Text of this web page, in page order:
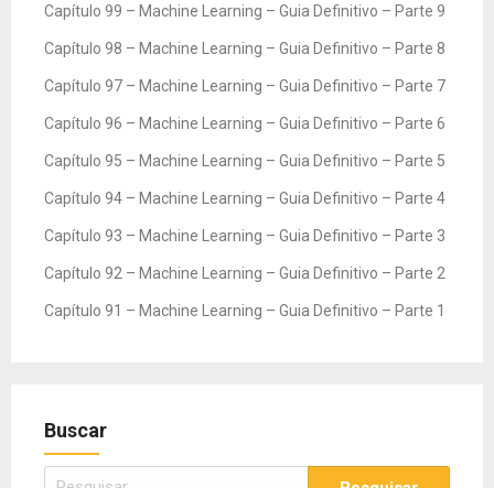
Capítulo 99 – Machine Learning – Guia Definitivo – Parte 9
Capítulo 98 – Machine Learning – Guia Definitivo – Parte 8
Capítulo 97 – Machine Learning – Guia Definitivo – Parte 7
Capítulo 96 – Machine Learning – Guia Definitivo – Parte 6
Capítulo 95 – Machine Learning – Guia Definitivo – Parte 5
Capítulo 94 – Machine Learning – Guia Definitivo – Parte 4
Capítulo 93 – Machine Learning – Guia Definitivo – Parte 3
Capítulo 92 – Machine Learning – Guia Definitivo – Parte 2
Capítulo 91 – Machine Learning – Guia Definitivo – Parte 1
Buscar
Pesquisar